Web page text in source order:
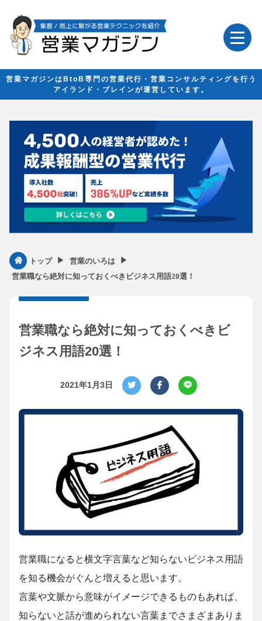
営業マガジンはBtoB専門の営業代行・営業コンサルティングを行う
アイランド・ブレインが運営しています。
トップ ▶︎ 営業のいろは ▶︎
営業職なら絶対に知っておくべきビジネス用語20選！
営業職なら絶対に知っておくべきビ
ジネス用語20選！
2021年1月3日
営業職になると横文字言葉など知らないビジネス用語
を知る機会がぐんと増えると思います。
言葉や文脈から意味がイメージできるものもあれば、
知らないと話が進められない言葉までさまざまありま